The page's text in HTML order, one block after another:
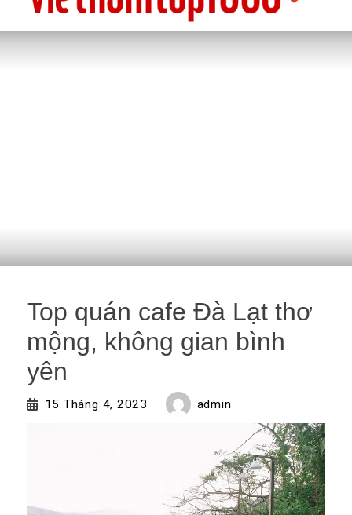
Top quán cafe Đà Lạt thơ
mộng, không gian bình
yên
15 Tháng 4, 2023 admin